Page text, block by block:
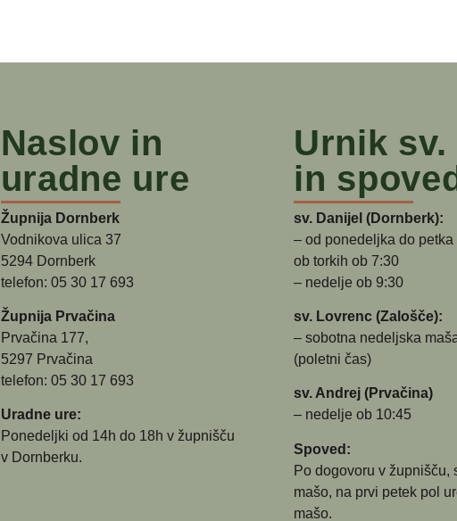
Naslov in
uradne ure
Župnija Dornberk
Vodnikova ulica 37
5294 Dornberk
telefon: 05 30 17 693
Župnija Prvačina
Prvačina 177,
5297 Prvačina
telefon: 05 30 17 693
Uradne ure:
Ponedeljki od 14h do 18h v župnišču
v Dornberku.
Urnik sv.
in
sv. Danijel (Dornberk):
– od ponedeljka do petka
ob torkih ob 7:30
– nedelje ob 9:30
sv. Lovrenc (Zalošče):
– sobotna nedeljska
(poletni čas)
sv. Andrej (Prvačina)
– nedelje ob 10:45
Spoved:
Po dogovoru v župnišču,
mašo, na prvi petek pol
mašo.